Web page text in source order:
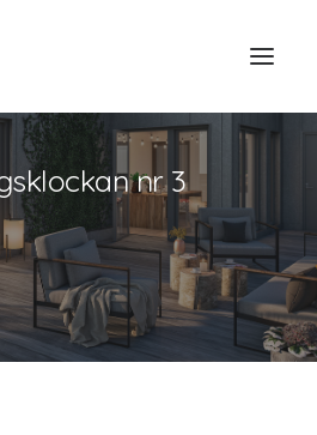
LOGGA IN
nr 3